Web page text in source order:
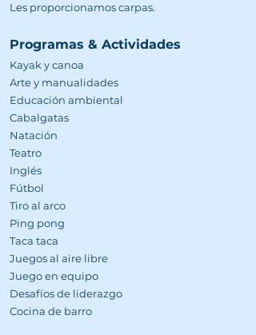
Les proporcionamos carpas.
Programas & Actividades
Kayak y canoa
Arte y manualidades
Educación ambiental
Cabalgatas
Natación
Teatro
Inglés
Fútbol
Tiro al arco
Ping pong
Taca taca
Juegos al aire libre
Juego en equipo
Desafíos de liderazgo
Cocina de barro